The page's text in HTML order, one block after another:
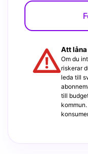
Att
Om du
riskerar
leda till
till